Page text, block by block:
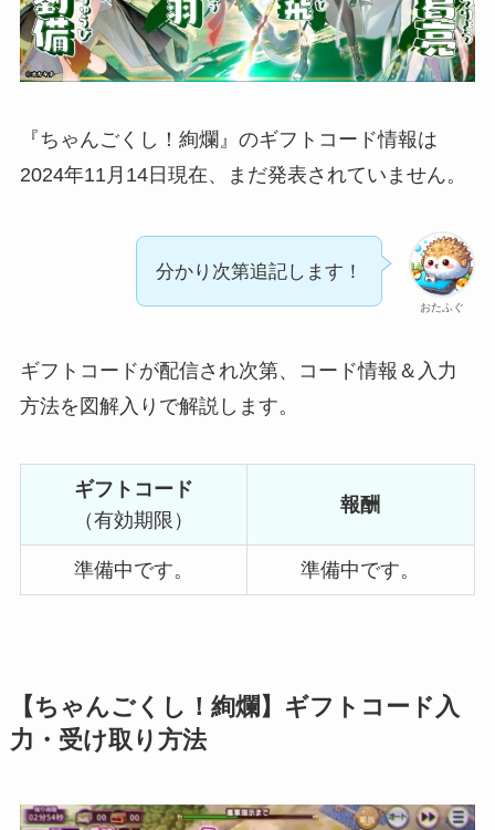
『ちゃんごくし！絢爛』のギフトコード情報は
2024年11月14日現在、まだ発表されていません。
おたふぐ
分かり次第追記します！
ギフトコードが配信され次第、コード情報＆入力
方法を図解入りで解説します。
ギフトコード
（有効期限）
報酬
準備中です。 準備中です。
【ちゃんごくし！絢爛】ギフトコード入
力・受け取り方法